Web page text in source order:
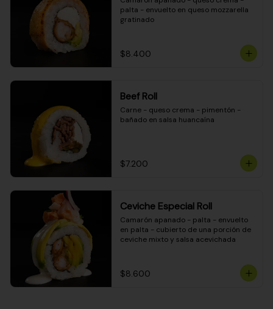
palta - envuelto en queso mozzarella
gratinado
$8.400
Beef Roll
Carne - queso crema - pimentón -
bañado en salsa huancaína
$7.200
Ceviche Especial Roll
Camarón apanado - palta - envuelto
en palta - cubierto de una porción de
ceviche mixto y salsa acevichada
$8.600